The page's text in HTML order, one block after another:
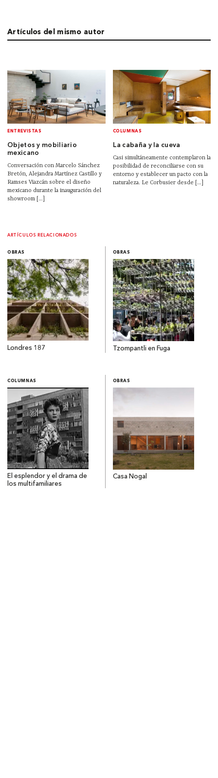
Artículos del mismo autor
ENTREVISTAS
Objetos y mobiliario
mexicano
Conversación con Marcelo Sánchez
Bretón, Alejandra Martínez Castillo y
Ramses Viazcán sobre el diseño
mexicano durante la inauguración del
showroom [...]
COLUMNAS
La cabaña y la cueva
Casi simultáneamente contemplaron la
posibilidad de reconciliarse con su
entorno y establecer un pacto con la
naturaleza. Le Corbusier desde [...]
ARTÍCULOS RELACIONADOS
OBRAS
Londres 187
OBRAS
Tzompantli en Fuga
COLUMNAS
El esplendor y el drama de
los multifamiliares
OBRAS
Casa Nogal